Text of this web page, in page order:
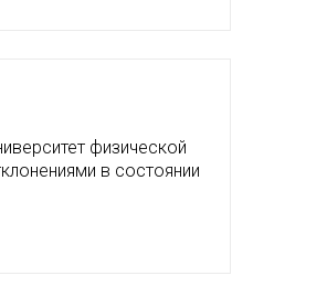
физической
в состоянии